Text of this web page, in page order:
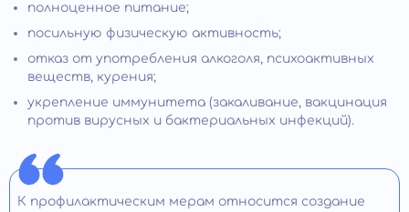
полноценное питание;
посильную физическую активность;
отказ от употребления алкоголя, психоактивных
веществ, курения;
укрепление иммунитета (закаливание, вакцинация
против вирусных и бактериальных инфекций).
К профилактическим мерам относится создание